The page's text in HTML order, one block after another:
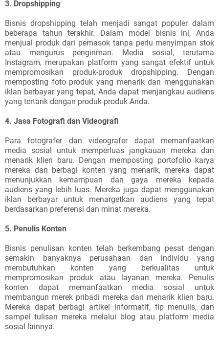
3. Dropshipping
Bisnis dropshipping telah menjadi sangat populer dalam
beberapa tahun terakhir. Dalam model bisnis ini, Anda
menjual produk dari pemasok tanpa perlu menyimpan stok
atau mengurus pengiriman. Media sosial, terutama
Instagram, merupakan platform yang sangat efektif untuk
mempromosikan produk-produk dropshipping. Dengan
memposting foto produk yang menarik dan menggunakan
iklan berbayar yang tepat, Anda dapat menjangkau audiens
yang tertarik dengan produk-produk Anda.
4. Jasa Fotografi dan Videografi
Para fotografer dan videografer dapat memanfaatkan
media sosial untuk memperluas jangkauan mereka dan
menarik klien baru. Dengan memposting portofolio karya
mereka dan berbagi konten yang menarik, mereka dapat
menunjukkan kemampuan dan gaya mereka kepada
audiens yang lebih luas. Mereka juga dapat menggunakan
iklan berbayar untuk menargetkan audiens yang tepat
berdasarkan preferensi dan minat mereka.
5. Penulis Konten
Bisnis penulisan konten telah berkembang pesat dengan
semakin banyaknya perusahaan dan individu yang
membutuhkan konten yang berkualitas untuk
mempromosikan produk atau layanan mereka. Penulis
konten dapat memanfaatkan media sosial untuk
membangun merek pribadi mereka dan menarik klien baru.
Mereka dapat berbagi artikel informatif, tip menulis, dan
sampel tulisan mereka melalui blog atau platform media
sosial lainnya.